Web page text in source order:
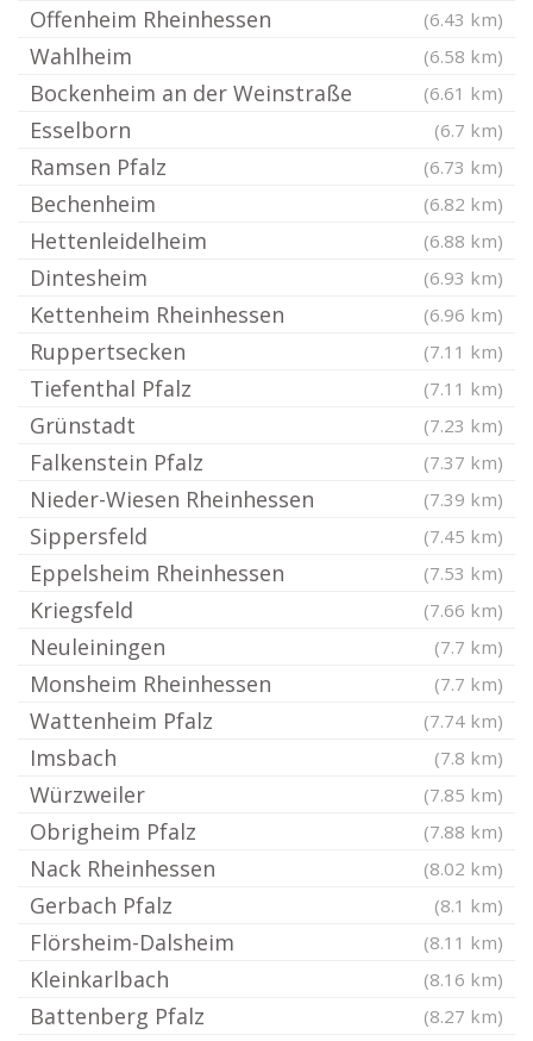
Offenheim Rheinhessen (6.43 km)
Wahlheim (6.58 km)
Bockenheim an der Weinstraße (6.61 km)
Esselborn (6.7 km)
Ramsen Pfalz (6.73 km)
Bechenheim (6.82 km)
Hettenleidelheim (6.88 km)
Dintesheim (6.93 km)
Kettenheim Rheinhessen (6.96 km)
Ruppertsecken (7.11 km)
Tiefenthal Pfalz (7.11 km)
Grünstadt (7.23 km)
Falkenstein Pfalz (7.37 km)
Nieder-Wiesen Rheinhessen (7.39 km)
Sippersfeld (7.45 km)
Eppelsheim Rheinhessen (7.53 km)
Kriegsfeld (7.66 km)
Neuleiningen (7.7 km)
Monsheim Rheinhessen (7.7 km)
Wattenheim Pfalz (7.74 km)
Imsbach (7.8 km)
Würzweiler (7.85 km)
Obrigheim Pfalz (7.88 km)
Nack Rheinhessen (8.02 km)
Gerbach Pfalz (8.1 km)
Flörsheim-Dalsheim (8.11 km)
Kleinkarlbach (8.16 km)
Battenberg Pfalz (8.27 km)